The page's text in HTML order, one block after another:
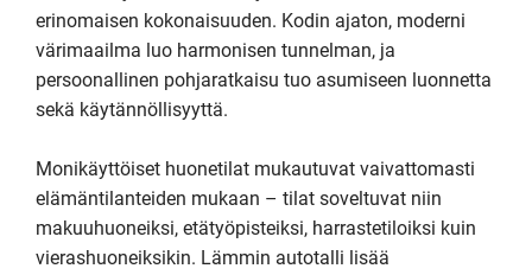
erinomaisen kokonaisuuden. Kodin ajaton, moderni
värimaailma luo harmonisen tunnelman, ja
persoonallinen pohjaratkaisu tuo asumiseen luonnetta
sekä käytännöllisyyttä.
Monikäyttöiset huonetilat mukautuvat vaivattomasti
elämäntilanteiden mukaan – tilat soveltuvat niin
makuuhuoneiksi, etätyöpisteiksi, harrastetiloiksi kuin
vierashuoneiksikin. Lämmin autotalli lisää